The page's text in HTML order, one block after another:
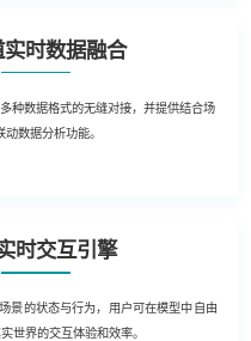
时数据融合
种数据格式的无缝对接，并提供结合场
动数据分析功能。
时交互引擎
景的状态与行为，用户可在模型中自由
世界的交互体验和效率。